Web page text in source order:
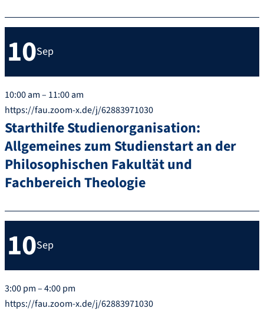
10Sep
10:00 am – 11:00 am
Starthilfe Studienorganisation:
Allgemeines zum Studienstart an der
Philosophischen Fakultät und
Fachbereich Theologie
https://fau.zoom-x.de/j/62883971030
10Sep
3:00 pm – 4:00 pm
https://fau.zoom-x.de/j/62883971030